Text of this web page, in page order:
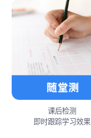
课后检测
即时跟踪学习效果